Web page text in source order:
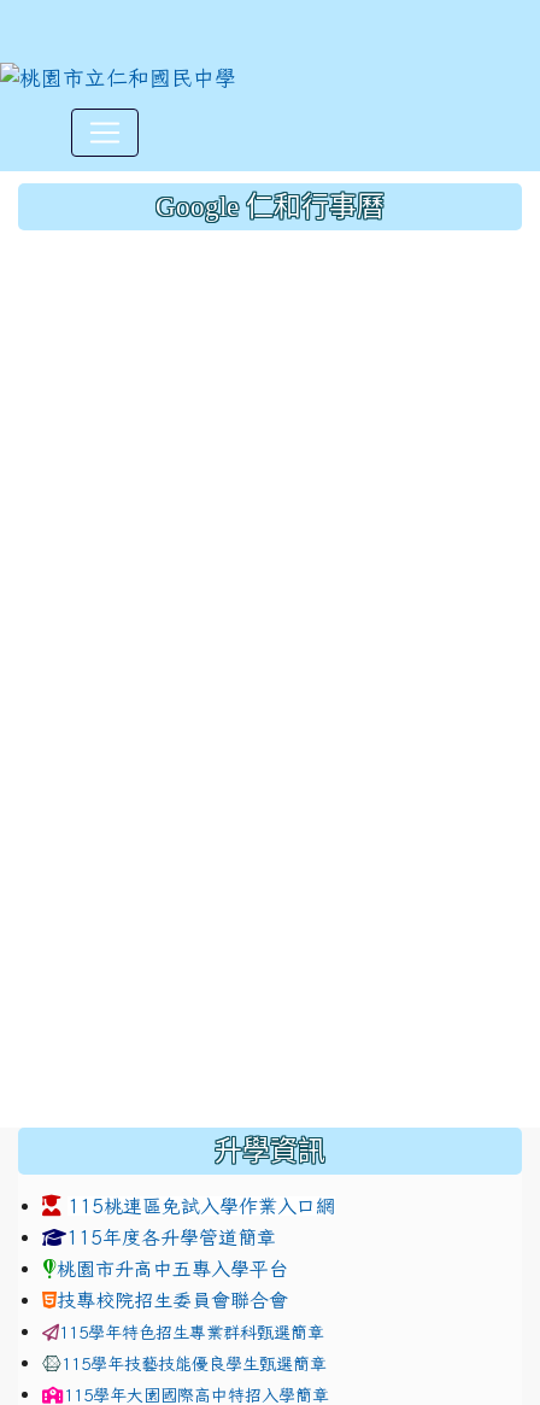
沅益更改11/18菜單:原鮮菇花
Google 仁和行事曆
升學資訊
115桃連區免試入學作業入口網
link to https://www.jhjhs.tyc.edu.tw/modules/
115年度各升學管道簡章
桃園市升高中五專入學平台
技專校院招生委員會聯合會
115學年特色招生專業群科甄選簡章
115學年技藝技能優良學生甄選簡章
115學年大園國際高中特招入學簡章